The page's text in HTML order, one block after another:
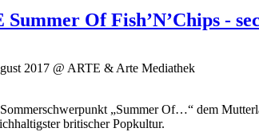
Of Fish’N’Chips -
2017 @ ARTE & Arte Mediathek
„Summer Of…“ dem
britischer Popkultur.